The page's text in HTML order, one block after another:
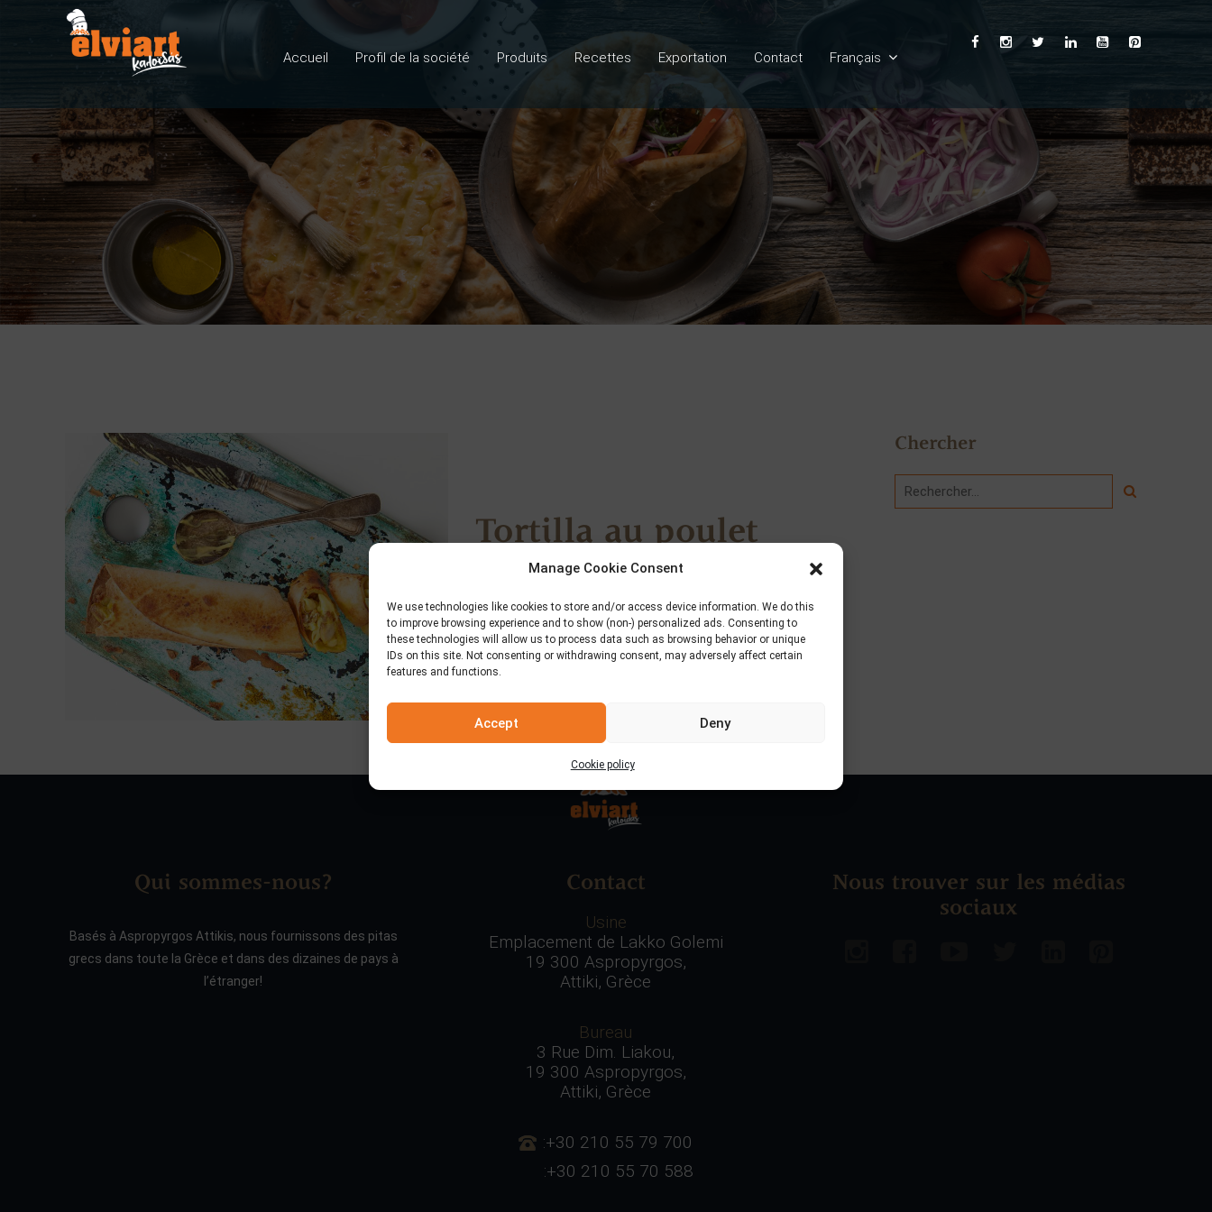
Manage Cookie Consent
We use technologies like cookies to store and/or access device information. We do this
to improve browsing experience and to show (non-) personalized ads. Consenting to
these technologies will allow us to process data such as browsing behavior or unique
IDs on this site. Not consenting or withdrawing consent, may adversely affect certain
features and functions.
Accept Deny
Cookie policy
Accueil Profil de la société Produits Recettes Exportation Contact Français
English
Ελληνικά
Deutsch
Español
Italiano
Tortilla au poulet
Chercher
Qui sommes-nous?
Basés à Aspropyrgos Attikis, nous fournissons des pitas
grecs dans toute la Grèce et dans des dizaines de pays à
l’étranger!
Contact
Usine
Emplacement de Lakko Golemi
19 300 Aspropyrgos,
Attiki, Grèce
Bureau
3 Rue Dim. Liakou,
19 300 Aspropyrgos,
Attiki, Grèce
:+30 210 55 79 700
:+30 210 55 70 588
Nous trouver sur les médias
sociaux